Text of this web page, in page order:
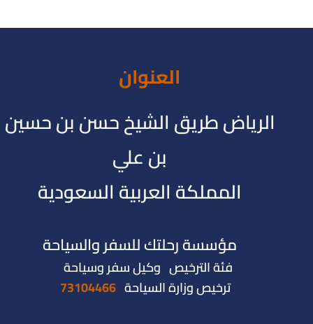
العنوان
الرياض طريق الشيخ حسن بن حسين
بن علي
المملكة العربية السعودية
مؤسسة رحلتك للسفر والسياحة
فئة الترخيص وكيل سفر وسياحة
ترخيص وزارة السياحة 73104466